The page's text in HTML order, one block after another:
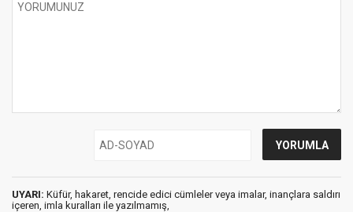
UYARI: Küfür, hakaret, rencide edici cümleler veya imalar, inançlara saldırı
içeren, imla kuralları ile yazılmamış,